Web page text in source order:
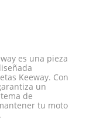
es una pieza
Keeway. Con
un
de
tu moto